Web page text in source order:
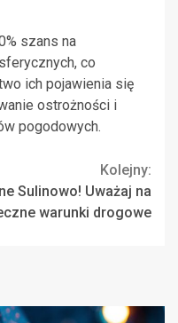
szans na
co
ich pojawienia się
ostrożności i
pogodowych.
Kolejny:
Sulinowo! Uważaj na
warunki drogowe